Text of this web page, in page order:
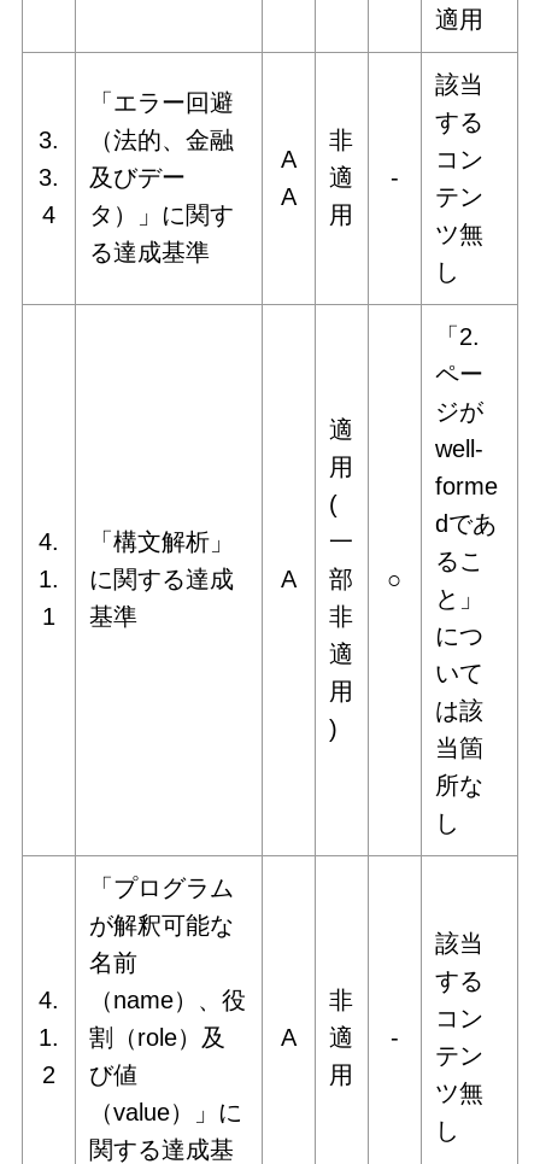
適用
3.
3.
4
「エラー回避
（法的、金融
及びデー
タ）」に関す
る達成基準
A
A
非
適
用
‐
該当
する
コン
テン
ツ無
し
4.
1.
1
「構文解析」
に関する達成
基準
A
適
用
(
一
部
非
適
用
)
○
「2.
ペー
ジが
well-
forme
dであ
るこ
と」
につ
いて
は該
当箇
所な
し
4.
1.
2
「プログラム
が解釈可能な
名前
（name）、役
割（role）及
び値
（value）」に
関する達成基
A
非
適
用
‐
該当
する
コン
テン
ツ無
し